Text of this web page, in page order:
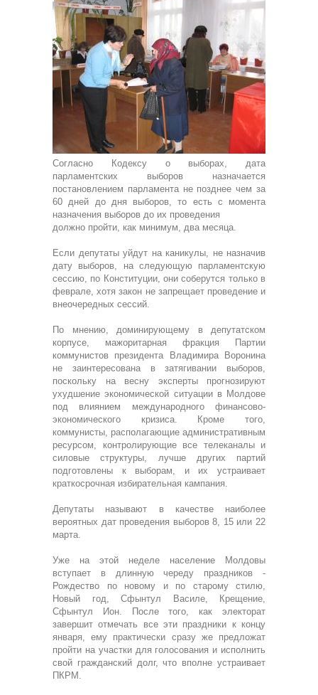
Согласно Кодексу о выборах, дата
парламентских выборов назначается
постановлением парламента не позднее чем за
60 дней до дня выборов, то есть с момента
назначения выборов до их проведения
должно пройти, как минимум, два месяца.
Если депутаты уйдут на каникулы, не назначив
дату выборов, на следующую парламентскую
сессию, по Конституции, они соберутся только в
феврале, хотя закон не запрещает проведение и
внеочередных сессий.
По мнению, доминирующему в депутатском
корпусе, мажоритарная фракция Партии
коммунистов президента Владимира Воронина
не заинтересована в затягивании выборов,
поскольку на весну эксперты прогнозируют
ухудшение экономической ситуации в Молдове
под влиянием международного финансово-
экономического кризиса. Кроме того,
коммунисты, располагающие административным
ресурсом, контролирующие все телеканалы и
силовые структуры, лучше других партий
подготовлены к выборам, и их устраивает
краткосрочная избирательная кампания.
Депутаты называют в качестве наиболее
вероятных дат проведения выборов 8, 15 или 22
марта.
Уже на этой неделе население Молдовы
вступает в длинную череду праздников -
Рождество по новому и по старому стилю,
Новый год, Сфынтул Василе, Крещение,
Сфынтул Ион. После того, как электорат
завершит отмечать все эти праздники к концу
января, ему практически сразу же предложат
пройти на участки для голосования и исполнить
свой гражданский долг, что вполне устраивает
ПКРМ.